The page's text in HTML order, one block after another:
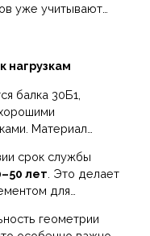
уже учитывают
нагрузкам
балка 30Б1,
Материал
срок службы
лет . Это делает
для
геометрии